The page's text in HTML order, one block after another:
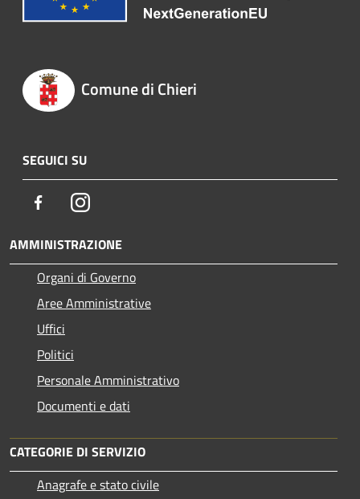
Comune di Chieri
SEGUICI SU
FacebookInstagram
AMMINISTRAZIONE
Organi di Governo
Aree Amministrative
Uffici
Politici
Personale Amministrativo
Documenti e dati
CATEGORIE DI SERVIZIO
Anagrafe e stato civile